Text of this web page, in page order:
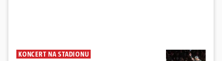
KONCERT NA STADIONU